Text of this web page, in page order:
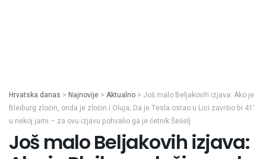
Hrvatska danas > Najnovije > Aktualno > Još malo Beljakovih izjava: Ako je
Bleiburg zločin, onda je zločin i Oluja; Da je Tesla ostao u Lici završio bi 41′
u nekoj jami – za ovu izjavu pohvalio ga je četnik Šešelj
Još malo Beljakovih izjava: